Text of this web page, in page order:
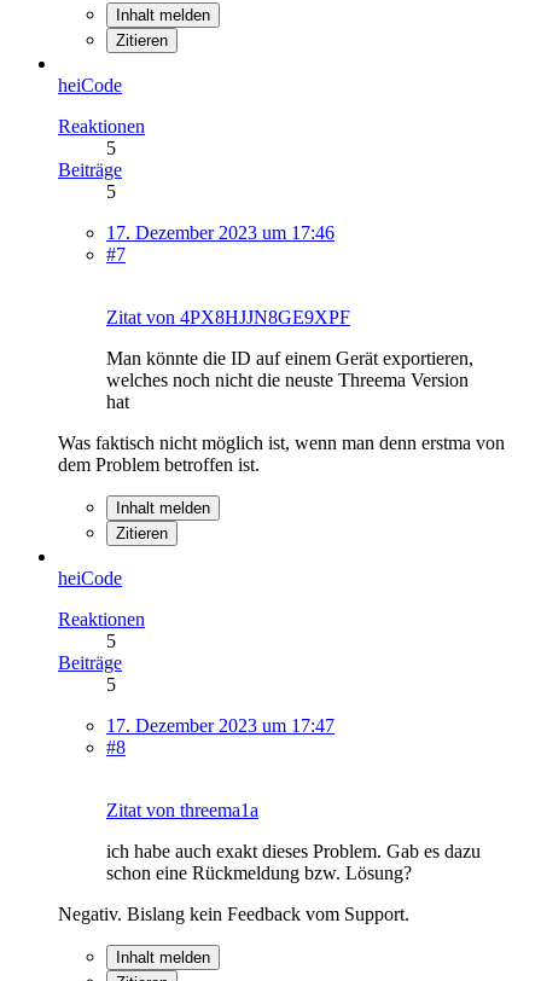
Inhalt melden
Zitieren
heiCode
Reaktionen
5
Beiträge
5
17. Dezember 2023 um 17:46
#7
Zitat von 4PX8HJJN8GE9XPF
Man könnte die ID auf einem Gerät exportieren,
welches noch nicht die neuste Threema Version
hat
Was faktisch nicht möglich ist, wenn man denn erstma von
dem Problem betroffen ist.
Inhalt melden
Zitieren
heiCode
Reaktionen
5
Beiträge
5
17. Dezember 2023 um 17:47
#8
Zitat von threema1a
ich habe auch exakt dieses Problem. Gab es dazu
schon eine Rückmeldung bzw. Lösung?
Negativ. Bislang kein Feedback vom Support.
Inhalt melden